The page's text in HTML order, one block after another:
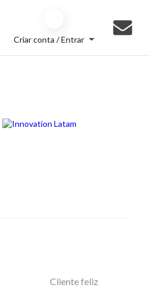
Criar conta / Entrar
Cliente feliz